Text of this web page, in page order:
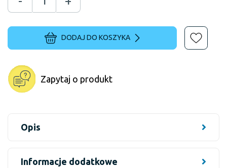
DODAJ DO KOSZYKA
Zapytaj o produkt
Opis
Informacje dodatkowe